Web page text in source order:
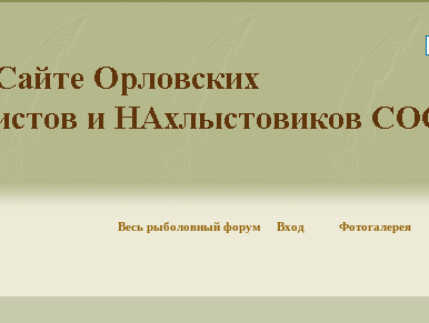
Весь рыболовный форум Вход Фотогалерея